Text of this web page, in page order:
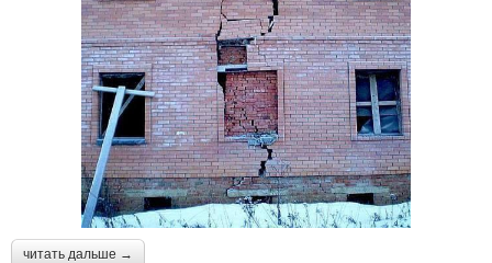
читать дальше →